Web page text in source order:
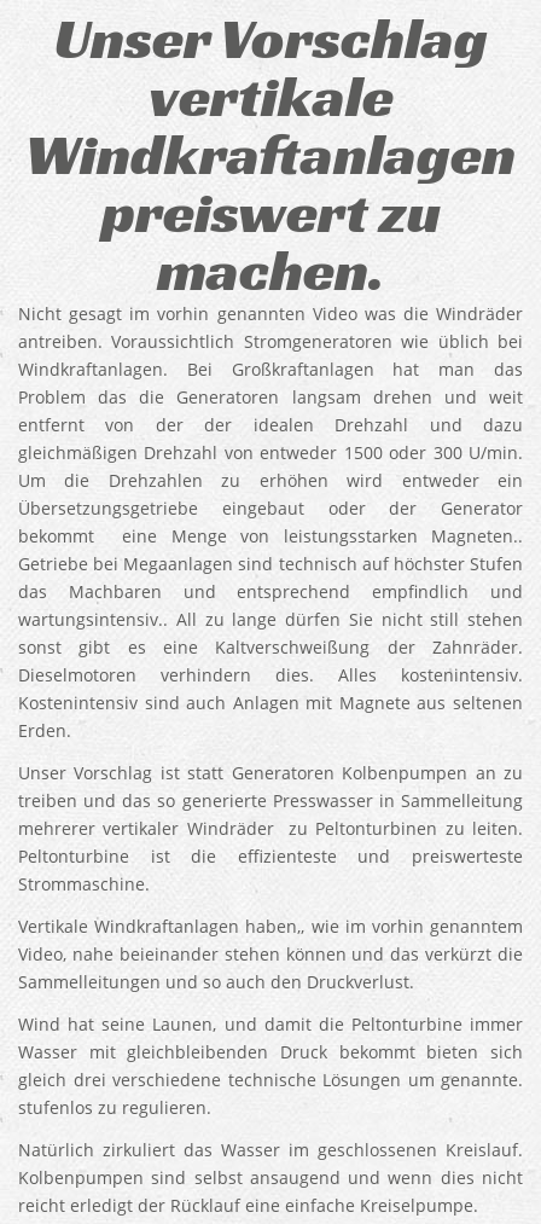
Unser Vorschlag
vertikale
Windkraftanlagen
preiswert zu
machen.
Nicht gesagt im vorhin genannten Video was die Windräder
antreiben. Voraussichtlich Stromgeneratoren wie üblich bei
Windkraftanlagen. Bei Großkraftanlagen hat man das
Problem das die Generatoren langsam drehen und weit
entfernt von der der idealen Drehzahl und dazu
gleichmäßigen Drehzahl von entweder 1500 oder 300 U/min.
Um die Drehzahlen zu erhöhen wird entweder ein
Übersetzungsgetriebe eingebaut oder der Generator
bekommt eine Menge von leistungsstarken Magneten..
Getriebe bei Megaanlagen sind technisch auf höchster Stufen
das Machbaren und entsprechend empfindlich und
wartungsintensiv.. All zu lange dürfen Sie nicht still stehen
sonst gibt es eine Kaltverschweißung der Zahnräder.
Dieselmotoren verhindern dies. Alles kostenintensiv.
Kostenintensiv sind auch Anlagen mit Magnete aus seltenen
Erden.
Unser Vorschlag ist statt Generatoren Kolbenpumpen an zu
treiben und das so generierte Presswasser in Sammelleitung
mehrerer vertikaler Windräder zu Peltonturbinen zu leiten.
Peltonturbine ist die effizienteste und preiswerteste
Strommaschine.
Vertikale Windkraftanlagen haben,, wie im vorhin genanntem
Video, nahe beieinander stehen können und das verkürzt die
Sammelleitungen und so auch den Druckverlust.
Wind hat seine Launen, und damit die Peltonturbine immer
Wasser mit gleichbleibenden Druck bekommt bieten sich
gleich drei verschiedene technische Lösungen um genannte.
stufenlos zu regulieren.
Natürlich zirkuliert das Wasser im geschlossenen Kreislauf.
Kolbenpumpen sind selbst ansaugend und wenn dies nicht
reicht erledigt der Rücklauf eine einfache Kreiselpumpe.